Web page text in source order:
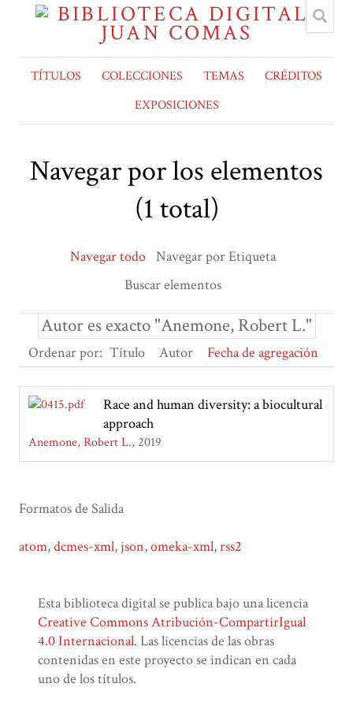
TÍTULOS COLECCIONES TEMAS
CRÉDITOS
EXPOSICIONES
Navegar por los elementos
(1 total)
Navegar todo Navegar por Etiqueta
Buscar elementos
Autor es exacto "Anemone, Robert L."
Ordenar por: Título Autor Fecha de agregación
Race and human diversity: a biocultural
approach
Anemone, Robert L. 2019
Formatos de Salida
atom,dcmes-xml, json,omeka-xml,rss2
Esta biblioteca digital se publica bajo una licencia
Creative Commons Atribución-CompartirIgual
4.0 Internacional. Las licencias de las obras
contenidas en este proyecto se indican en cada
uno de los títulos.